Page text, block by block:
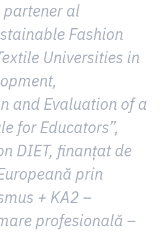
partener al
Fashion
Universities in
and Evaluation of a
for Educators”,
DIET, finanţat de
prin
+ KA2 –
profesională –